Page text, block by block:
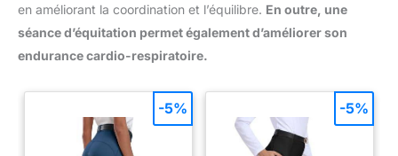
en améliorant la coordination et l’équilibre. En outre, une
séance d’équitation permet également d’améliorer son
endurance cardio-respiratoire.
-5% -5%